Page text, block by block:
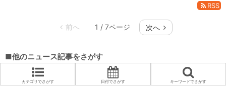
RSS
1 / 7ページ
■他のニュース記事をさがす
カテゴリでさがす 日付でさがす キーワードでさがす